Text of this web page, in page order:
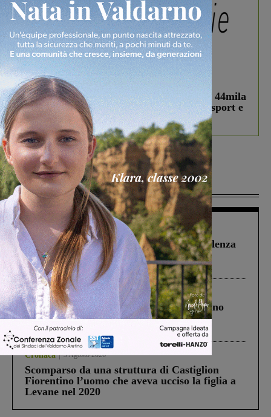
In vetrina 3 Agosto 2026
Estra Notizie agosto: Smart Cities, oltre 44mila
studenti coinvolti, torna il bando per lo sport e
debutta il podcast Estrair
Più lette
Figline Incisa Valdarno 1 Agosto 2026
Piscina di Figline finanziata oltre la scadenza
Pnrr, il gruppo di Fratelli d’Italia: “Un
ringraziamento al Governo”
Cronaca 4 Agosto 2026
Un anno fa la strage in A1 in cui morirono
Gianni, Giulia e Franco. Lo schianto, il
processo, lo stop ai sorpassi fra tir....
Cronaca 3 Agosto 2026
Scomparso da una struttura di Castiglion
Fiorentino l’uomo che aveva ucciso la figlia a
Levane nel 2020